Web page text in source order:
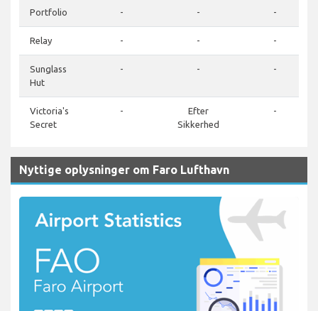
Portfolio - - -
Relay - - -
Sunglass
Hut
- - -
Victoria's
Secret
-
Efter
Sikkerhed
-
Nyttige oplysninger om Faro Lufthavn